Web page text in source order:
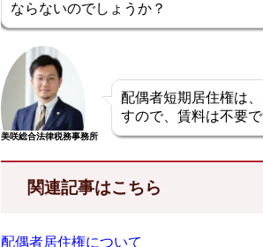
ならないのでしょうか？
美咲総合法律税務事務所
配偶者短期居住権は
すので、賃料は不要で
関連記事はこちら
配偶者居住権について